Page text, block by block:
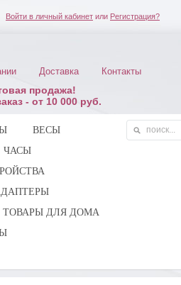
Войти в личный кабинет или Регистрация?
Доставка Контакты
продажа!
- от 10 000 руб.
ВЕСЫ
ЧАСЫ
ТОВАРЫ ДЛЯ ДОМА